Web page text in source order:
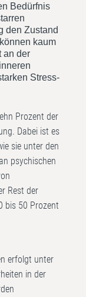
Bedürfnis
den Zustand
kaum
an der
Stress-
Prozent der
Dabei ist es
sie unter den
psychischen
Rest der
bis 50 Prozent
erfolgt unter
in der